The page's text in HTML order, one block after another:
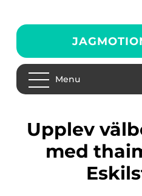
Menu
Upplev välbefinnandet
med